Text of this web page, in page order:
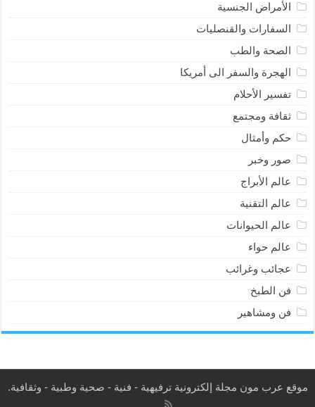
الأمراض الجنسية
السفارات والقنصليات
الصحة والطب
الهجرة والسفر الى أمريكا
تفسير الأحلام
ثقافة ومجتمع
حكم وأمثال
صور وخبر
عالم الأبراج
عالم التقنية
عالم الحيوانات
عالم حواء
عجائب وغرائب
فن الطبخ
فن ومشاهير
موقع عرب مون مجلة إلكترونية ترفيهية - فنية - صحية وطبية - وثقافية.